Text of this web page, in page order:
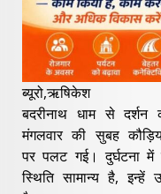
ब्यूरो,ऋषिकेश
बदरीनाथ धाम से
मंगलवार की सुबह
पर पलट गई। दुर्घटना
स्थिति सामान्य है,